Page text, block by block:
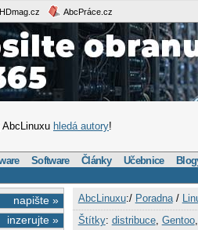
HDmag.cz AbcPráce.cz
AbcLinuxu hledá autory!
Software Články Učebnice
napište »
inzerujte »
AbcLinuxu:/ Poradna/
Štítky: distribuce, Gentoo